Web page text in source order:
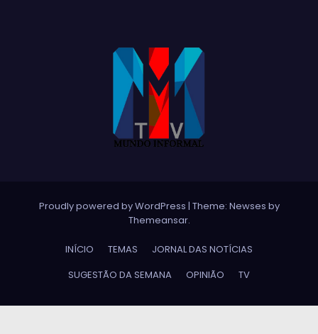
Proudly powered by WordPress | Theme: Newses by
Themeansar.
INÍCIO TEMAS
JORNAL DAS NOTÍCIAS
SUGESTÃO DA SEMANA
OPINIÃO TV